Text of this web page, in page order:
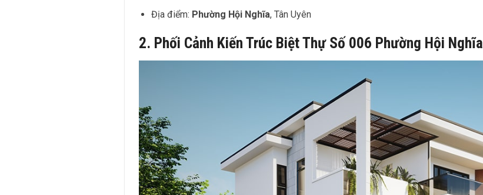
Địa điểm: Phường Hội Nghĩa, Tân Uyên
2. Phối Cảnh Kiến Trúc Biệt Thự Số 006 Phường Hội Nghĩa